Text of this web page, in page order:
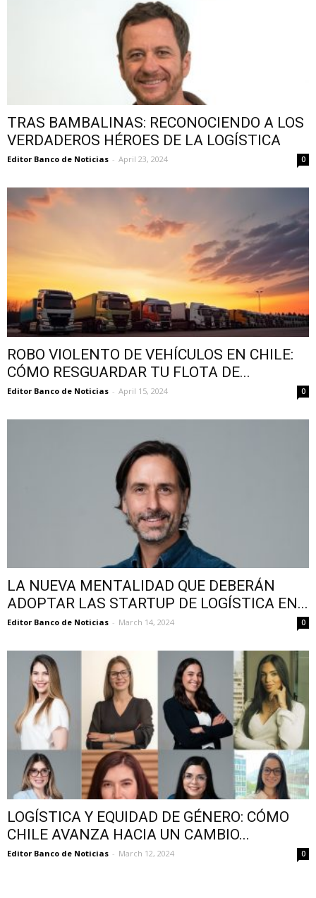
TRAS BAMBALINAS: RECONOCIENDO A LOS
VERDADEROS HÉROES DE LA LOGÍSTICA
Editor Banco de Noticias - April 23, 2024 0
ROBO VIOLENTO DE VEHÍCULOS EN CHILE:
CÓMO RESGUARDAR TU FLOTA DE...
Editor Banco de Noticias - April 15, 2024 0
LA NUEVA MENTALIDAD QUE DEBERÁN
ADOPTAR LAS STARTUP DE LOGÍSTICA EN...
Editor Banco de Noticias - March 14, 2024 0
LOGÍSTICA Y EQUIDAD DE GÉNERO: CÓMO
CHILE AVANZA HACIA UN CAMBIO...
Editor Banco de Noticias - March 12, 2024 0